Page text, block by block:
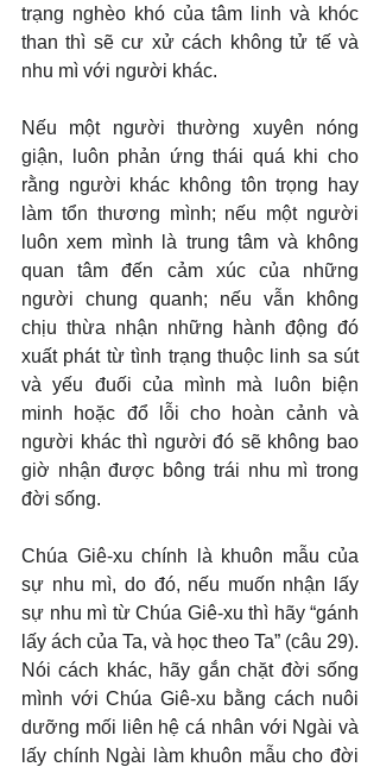
trạng nghèo khó của tâm linh và khóc
than thì sẽ cư xử cách không tử tế và
nhu mì với người khác.
Nếu một người thường xuyên nóng
giận, luôn phản ứng thái quá khi cho
rằng người khác không tôn trọng hay
làm tổn thương mình; nếu một người
luôn xem mình là trung tâm và không
quan tâm đến cảm xúc của những
người chung quanh; nếu vẫn không
chịu thừa nhận những hành động đó
xuất phát từ tình trạng thuộc linh sa sút
và yếu đuối của mình mà luôn biện
minh hoặc đổ lỗi cho hoàn cảnh và
người khác thì người đó sẽ không bao
giờ nhận được bông trái nhu mì trong
đời sống.
Chúa Giê-xu chính là khuôn mẫu của
sự nhu mì, do đó, nếu muốn nhận lấy
sự nhu mì từ Chúa Giê-xu thì hãy “gánh
lấy ách của Ta, và học theo Ta” (câu 29).
Nói cách khác, hãy gắn chặt đời sống
mình với Chúa Giê-xu bằng cách nuôi
dưỡng mối liên hệ cá nhân với Ngài và
lấy chính Ngài làm khuôn mẫu cho đời